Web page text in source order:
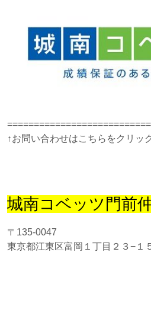
↑お問い合わせはこちらをクリッ
城南コベッツ門前
〒135-0047
東京都江東区富岡１丁目２３−１